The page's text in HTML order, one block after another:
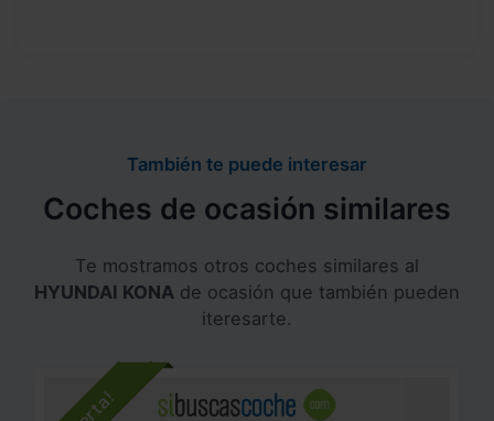
También te puede interesar
Coches de ocasión similares
Te mostramos otros coches similares al
HYUNDAI KONA de ocasión que también pueden
iteresarte.